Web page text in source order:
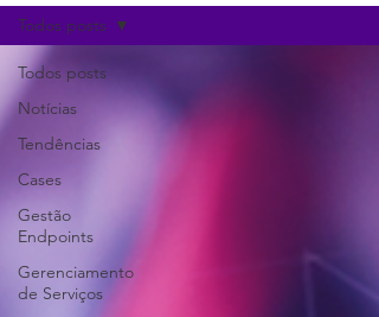
Todos posts
Notícias
Tendências
Cases
Gestão
Endpoints
Gerenciamento
de Serviços
Todos posts